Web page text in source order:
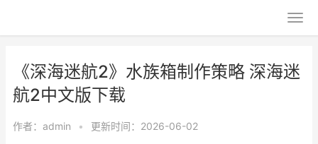
《深海迷航2》水族箱制作策略 深海迷
航2中文版下载
作者： admin • 更新时间：2026-06-02